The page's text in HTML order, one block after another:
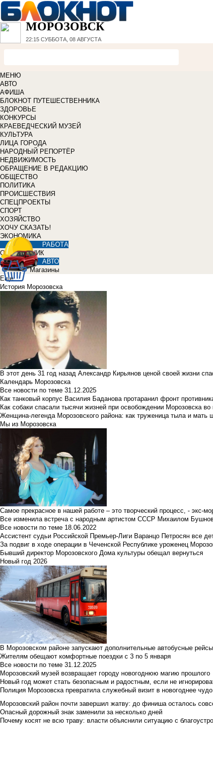
МОРОЗОВСК
22:15 СУББОТА, 08 АВГУСТА
МЕНЮ
АВТО
АФИША
БЛОКНОТ ПУТЕШЕСТВЕННИКА
ЗДОРОВЬЕ
КОНКУРСЫ
КРАЕВЕДЧЕСКИЙ МУЗЕЙ
КУЛЬТУРА
ЛИЦА ГОРОДА
НАРОДНЫЙ РЕПОРТЁР
НЕДВИЖИМОСТЬ
ОБРАЩЕНИЕ В РЕДАКЦИЮ
ОБЩЕСТВО
ПОЛИТИКА
ПРОИСШЕСТВИЯ
СПЕЦПРОЕКТЫ
СПОРТ
ХОЗЯЙСТВО
ХОЧУ СКАЗАТЬ!
ЭКОНОМИКА
РАБОТА
СПРАВОЧНИК
АВТО
Магазины
Еще
История Морозовска
В этот день 31 год назад Александр Кирьянов ценой своей жизни
Календарь Морозовска
Все новости по теме 31.12.2025
Как танковый корпус Василия Баданова протаранил фронт
Как собаки спасали тысячи жизней при освобождении Морозовска
Женщина-легенда Морозовского района: как труженица тыла и
Мы из Морозовска
Самое прекрасное в нашей работе – это творческий процесс, - экс-
Все изменила встреча с народным артистом СССР Михаилом
Все новости по теме 18.06.2022
Ассистент судьи Российской Премьер-Лиги Варанцо Петросян все
За подвиг в ходе операции в Чеченской Республике уроженец
Бывший директор Морозовского Дома культуры обещал вернуться
Новый год 2026
В Морозовском районе запускают дополнительные автобусные
Жителям обещают комфортные поездки с 3 по 5 января
Все новости по теме 31.12.2025
Морозовский музей возвращает городу новогоднюю магию прошлого
Новый год может стать безопасным и радостным, если не
Полиция Морозовска превратила служебный визит в новогоднее чудо
Морозовский район почти завершил жатву: до финиша осталось
Опасный дорожный знак заменили за несколько дней
Почему косят не всю траву: власти объяснили ситуацию с